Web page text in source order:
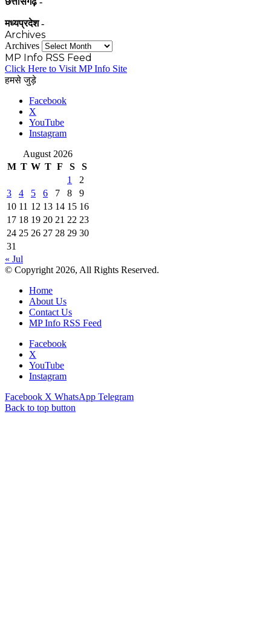
मध्यप्रदेश -
Archives
Archives
MP Info RSS Feed
Click Here to Visit MP Info Site
हमसे जुड़े
Facebook
X
YouTube
Instagram
August 2026
M T W T F S
S
1
2
3
4 5 6 7 8
9
10 11 12 13 14 15 16
17 18 19 20 21 22 23
24 25 26 27 28 29 30
31
« Jul
© Copyright 2026, All Rights Reserved.
Home
About Us
Contact Us
MP Info RSS Feed
Facebook
X
YouTube
Instagram
Facebook X WhatsApp Telegram
Back to top button